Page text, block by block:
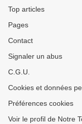
Top articles
Pages
Contact
Signaler un abus
C.G.U.
Cookies et données
Préférences cookies
Voir le profil de Notre